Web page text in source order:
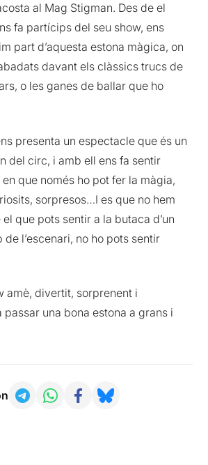
al Mag Stigman. Des de el
fa partícips del seu show, ens
part d’aquesta estona màgica, on
davant els clàssics trucs de
o les ganes de ballar que ho
presenta un espectacle que és un
del circ, i amb ell ens fa sentir
en que només ho pot fer la màgia,
sorpresos…I es que no hem
que pots sentir a la butaca d’un
l’escenari, no ho pots sentir
amè, divertit, sorprenent i
una bona estona a grans i